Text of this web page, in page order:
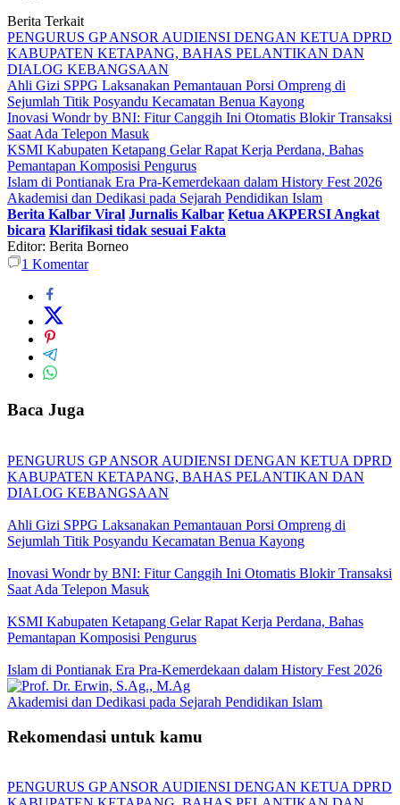
Berita Terkait
PENGURUS GP ANSOR AUDIENSI DENGAN KETUA DPRD
KABUPATEN KETAPANG, BAHAS PELANTIKAN DAN
DIALOG KEBANGSAAN
Ahli Gizi SPPG Laksanakan Pemantauan Porsi Ompreng di
Sejumlah Titik Posyandu Kecamatan Benua Kayong
Inovasi Wondr by BNI: Fitur Canggih Ini Otomatis Blokir Transaksi
Saat Ada Telepon Masuk
KSMI Kabupaten Ketapang Gelar Rapat Kerja Perdana, Bahas
Pemantapan Komposisi Pengurus
Islam di Pontianak Era Pra-Kemerdekaan dalam History Fest 2026
Akademisi dan Dedikasi pada Sejarah Pendidikan Islam
Berita Kalbar Viral Jurnalis Kalbar Ketua AKPERSI Angkat
bicara Klarifikasi tidak sesuai Fakta
Editor: Berita Borneo
1 Komentar
Baca Juga
PENGURUS GP ANSOR AUDIENSI DENGAN KETUA DPRD
KABUPATEN KETAPANG, BAHAS PELANTIKAN DAN
DIALOG KEBANGSAAN
Ahli Gizi SPPG Laksanakan Pemantauan Porsi Ompreng di
Sejumlah Titik Posyandu Kecamatan Benua Kayong
Inovasi Wondr by BNI: Fitur Canggih Ini Otomatis Blokir Transaksi
Saat Ada Telepon Masuk
KSMI Kabupaten Ketapang Gelar Rapat Kerja Perdana, Bahas
Pemantapan Komposisi Pengurus
Islam di Pontianak Era Pra-Kemerdekaan dalam History Fest 2026
Akademisi dan Dedikasi pada Sejarah Pendidikan Islam
Rekomendasi untuk kamu
PENGURUS GP ANSOR AUDIENSI DENGAN KETUA DPRD